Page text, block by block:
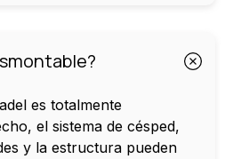
es totalmente
el sistema de césped,
y la estructura pueden